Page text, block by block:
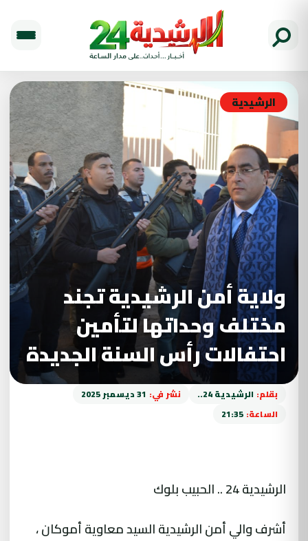
الرشيدية
ولاية أمن الرشيدية تجند
مختلف وحداتها لتأمين
احتفالات رأس السنة الجديدة
بقلم: الرشيدية 24.. نشر في: 31 ديسمبر 2025
الساعة: 21:35
الرشيدية 24 .. الحبيب بلوك
أشرف والي أمن الرشيدية السيد معاوية أموكان ،